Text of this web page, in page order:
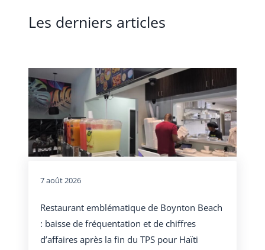
Les derniers articles
7 août 2026
Restaurant emblématique de Boynton Beach
: baisse de fréquentation et de chiffres
d’affaires après la fin du TPS pour Haïti